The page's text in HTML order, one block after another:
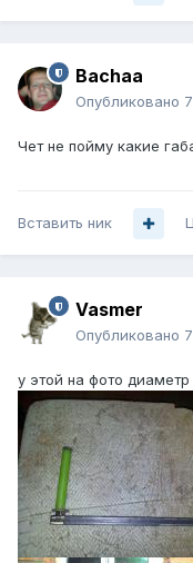
Bachaa
Опубликовано
Чет не пойму какие
Вставить ник
Vasmer
Опубликовано
у этой на фото